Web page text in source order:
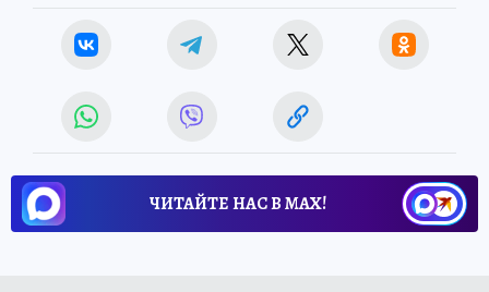
ЧИТАЙТЕ НАС В МАХ!